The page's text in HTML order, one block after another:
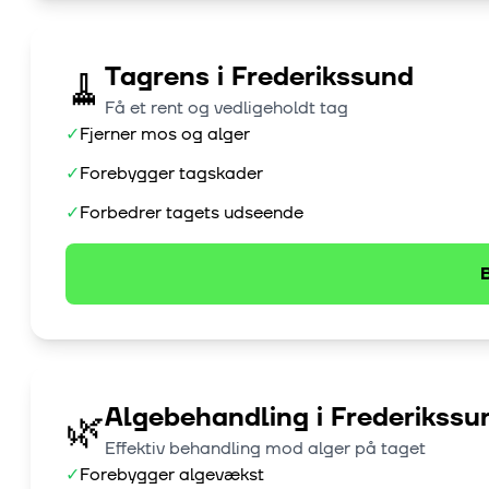
🧹 Tagrens i Frederikssund
Få et rent og vedligeholdt tag
✓Fjerner mos og alger
✓Forebygger tagskader
✓Forbedrer tagets udseende
🌿Algebehandling i
Effektiv behandling mod alger på taget
✓Forebygger algevækst